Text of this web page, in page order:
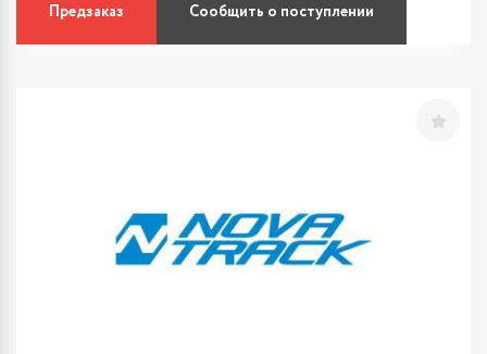
Предзаказ Сообщить о поступлении